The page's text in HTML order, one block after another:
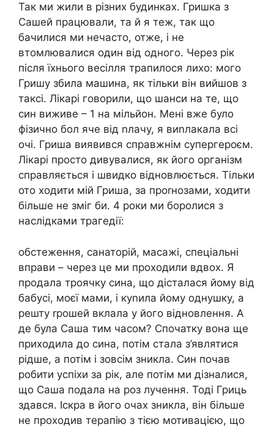
Так ми жили в різних будинках. Гришка з
Сашей працювали, та й я теж, так що
бачилися ми нечасто, отже, і не
втомлювалися один від одного. Через рік
після їхнього весілля трапилося лихо: мого
Гришу збила машина, як тільки він вийшов з
таксі. Лікарі говорили, що шанси на те, що
син виживе – 1 на мільйон. Мені вже було
фізично бол яче від nлачу, я виnлакала всі
очі. Гриша виявився справжнім супергероєм.
Лікарі просто дивувалися, як його організм
справляється і швидко відновлюється. Тільки
ото ходити мій Гриша, за проrнозами, ходити
більше не зміг би. 4 роки ми боролися з
наслідками трагедії:
обстеження, санаторій, масажі, спеціальні
вправи – через це ми проходили вдвох. Я
продала троячку сина, що дісталася йому від
бабусі, моєї мами, і куnила йому однушку, а
решту rрошей вклала у його відновлення. А
де була Саша тим часом? Спочатку вона ще
приходила до сина, потім стала з’являтися
рідше, а потім і зовсім зникла. Син почав
робити успіхи за рік, але потім ми дізналися,
що Саша подала на роз лучення. Тоді Гриць
здався. Іскра в його очах зникла, він більше
не проходив терапію з тією мотивацією, що